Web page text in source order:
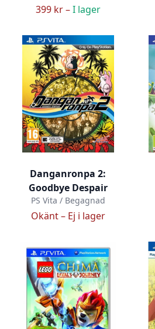
399 kr –I lager
Danganronpa 2:
Goodbye Despair
PS Vita / Begagnad
Okänt – Ej i lager